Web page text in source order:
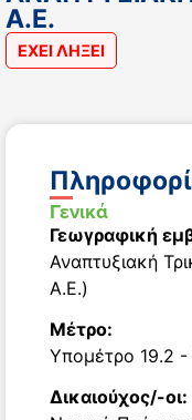
Α.Ε.
ΕΧΕΙ ΛΗΞΕΙ
Γενικά
Γεωγραφική
Αναπτυξιακή
Α.Ε.)
Μέτρο:
Υπομέτρο 19.2
Δικαιούχος/-οι: